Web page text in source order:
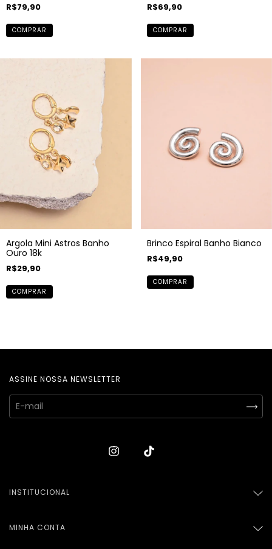
R$79,90
COMPRAR
R$69,90
COMPRAR
Argola Mini Astros Banho
Ouro 18k
R$29,90
COMPRAR
Brinco Espiral Banho Bianco
R$49,90
COMPRAR
ASSINE NOSSA NEWSLETTER
INSTITUCIONAL
MINHA CONTA